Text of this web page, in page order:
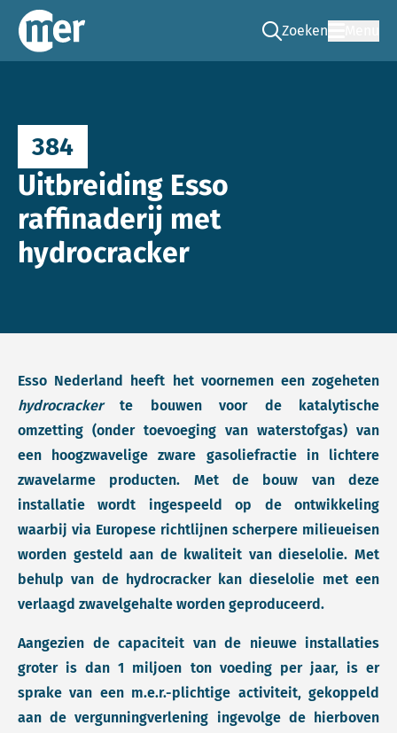
Commissie mer
Zoeken
Ga naar de zoek
384
Uitbreiding Esso
raffinaderij met
hydrocracker
Esso Nederland heeft het voornemen een zogeheten
hydrocrackerte bouwen voor de katalytische
omzetting (onder toevoeging van waterstofgas) van
een hoogzwavelige zware gasoliefractie in lichtere
zwavelarme producten. Met de bouw van deze
installatie wordt ingespeeld op de ontwikkeling
waarbij via Europese richtlijnen scherpere milieueisen
worden gesteld aan de kwaliteit van dieselolie. Met
behulp van de hydrocracker kan dieselolie met een
verlaagd zwavelgehalte worden geproduceerd.
Aangezien de capaciteit van de nieuwe installaties
groter is dan 1 miljoen ton voeding per jaar, is er
sprake van een m.e.r.-plichtige activiteit, gekoppeld
aan de vergunningverlening ingevolge de hierboven